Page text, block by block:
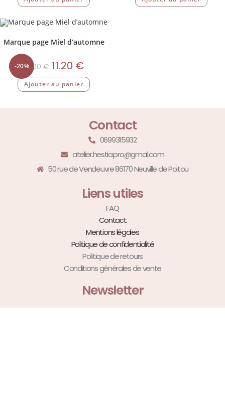
-20%
Marque page Miel d’automne
14.00€ 11.20 €
Ajouter au panier
Contact
0699315932
atelier.hestia.pro@gmail.com
50 rue de Vendeuvre 86170 Neuville de Poitou
Liens utiles
FAQ
Contact
Mentions légales
Politique de confidentialité
Politique de retours
Conditions générales de vente
Newsletter